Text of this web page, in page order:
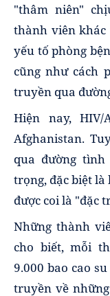
"thâm niên"
thành viên khác
yếu tố phòng
cũng như cách
truyền qua
Hiện nay,
Afghanistan.
qua đường
trọng, đặc biệt là
được coi là "đặc
Những thành
cho biết, mỗi
9.000 bao cao
truyền về